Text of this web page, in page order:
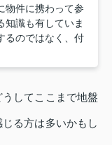
物件に携わって参
知識も有していま
るのではなく、付
してここまで地盤
る方は多いかもし